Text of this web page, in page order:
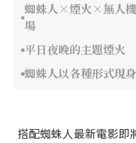
蜘蛛人×煙火×無人
場
平日夜晚的主題煙火
蜘蛛人以各種形式現
搭配蜘蛛人最新電影即